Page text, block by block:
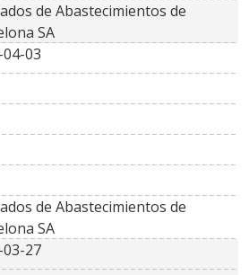
de Abastecimientos de
SA
03
de Abastecimientos de
SA
03-27